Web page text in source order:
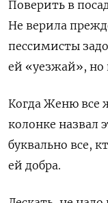
Поверить в
Не верила
пессимисты
ей «уезжай», но
Когда Женю все
колонке назвал
буквально все,
ей добра.